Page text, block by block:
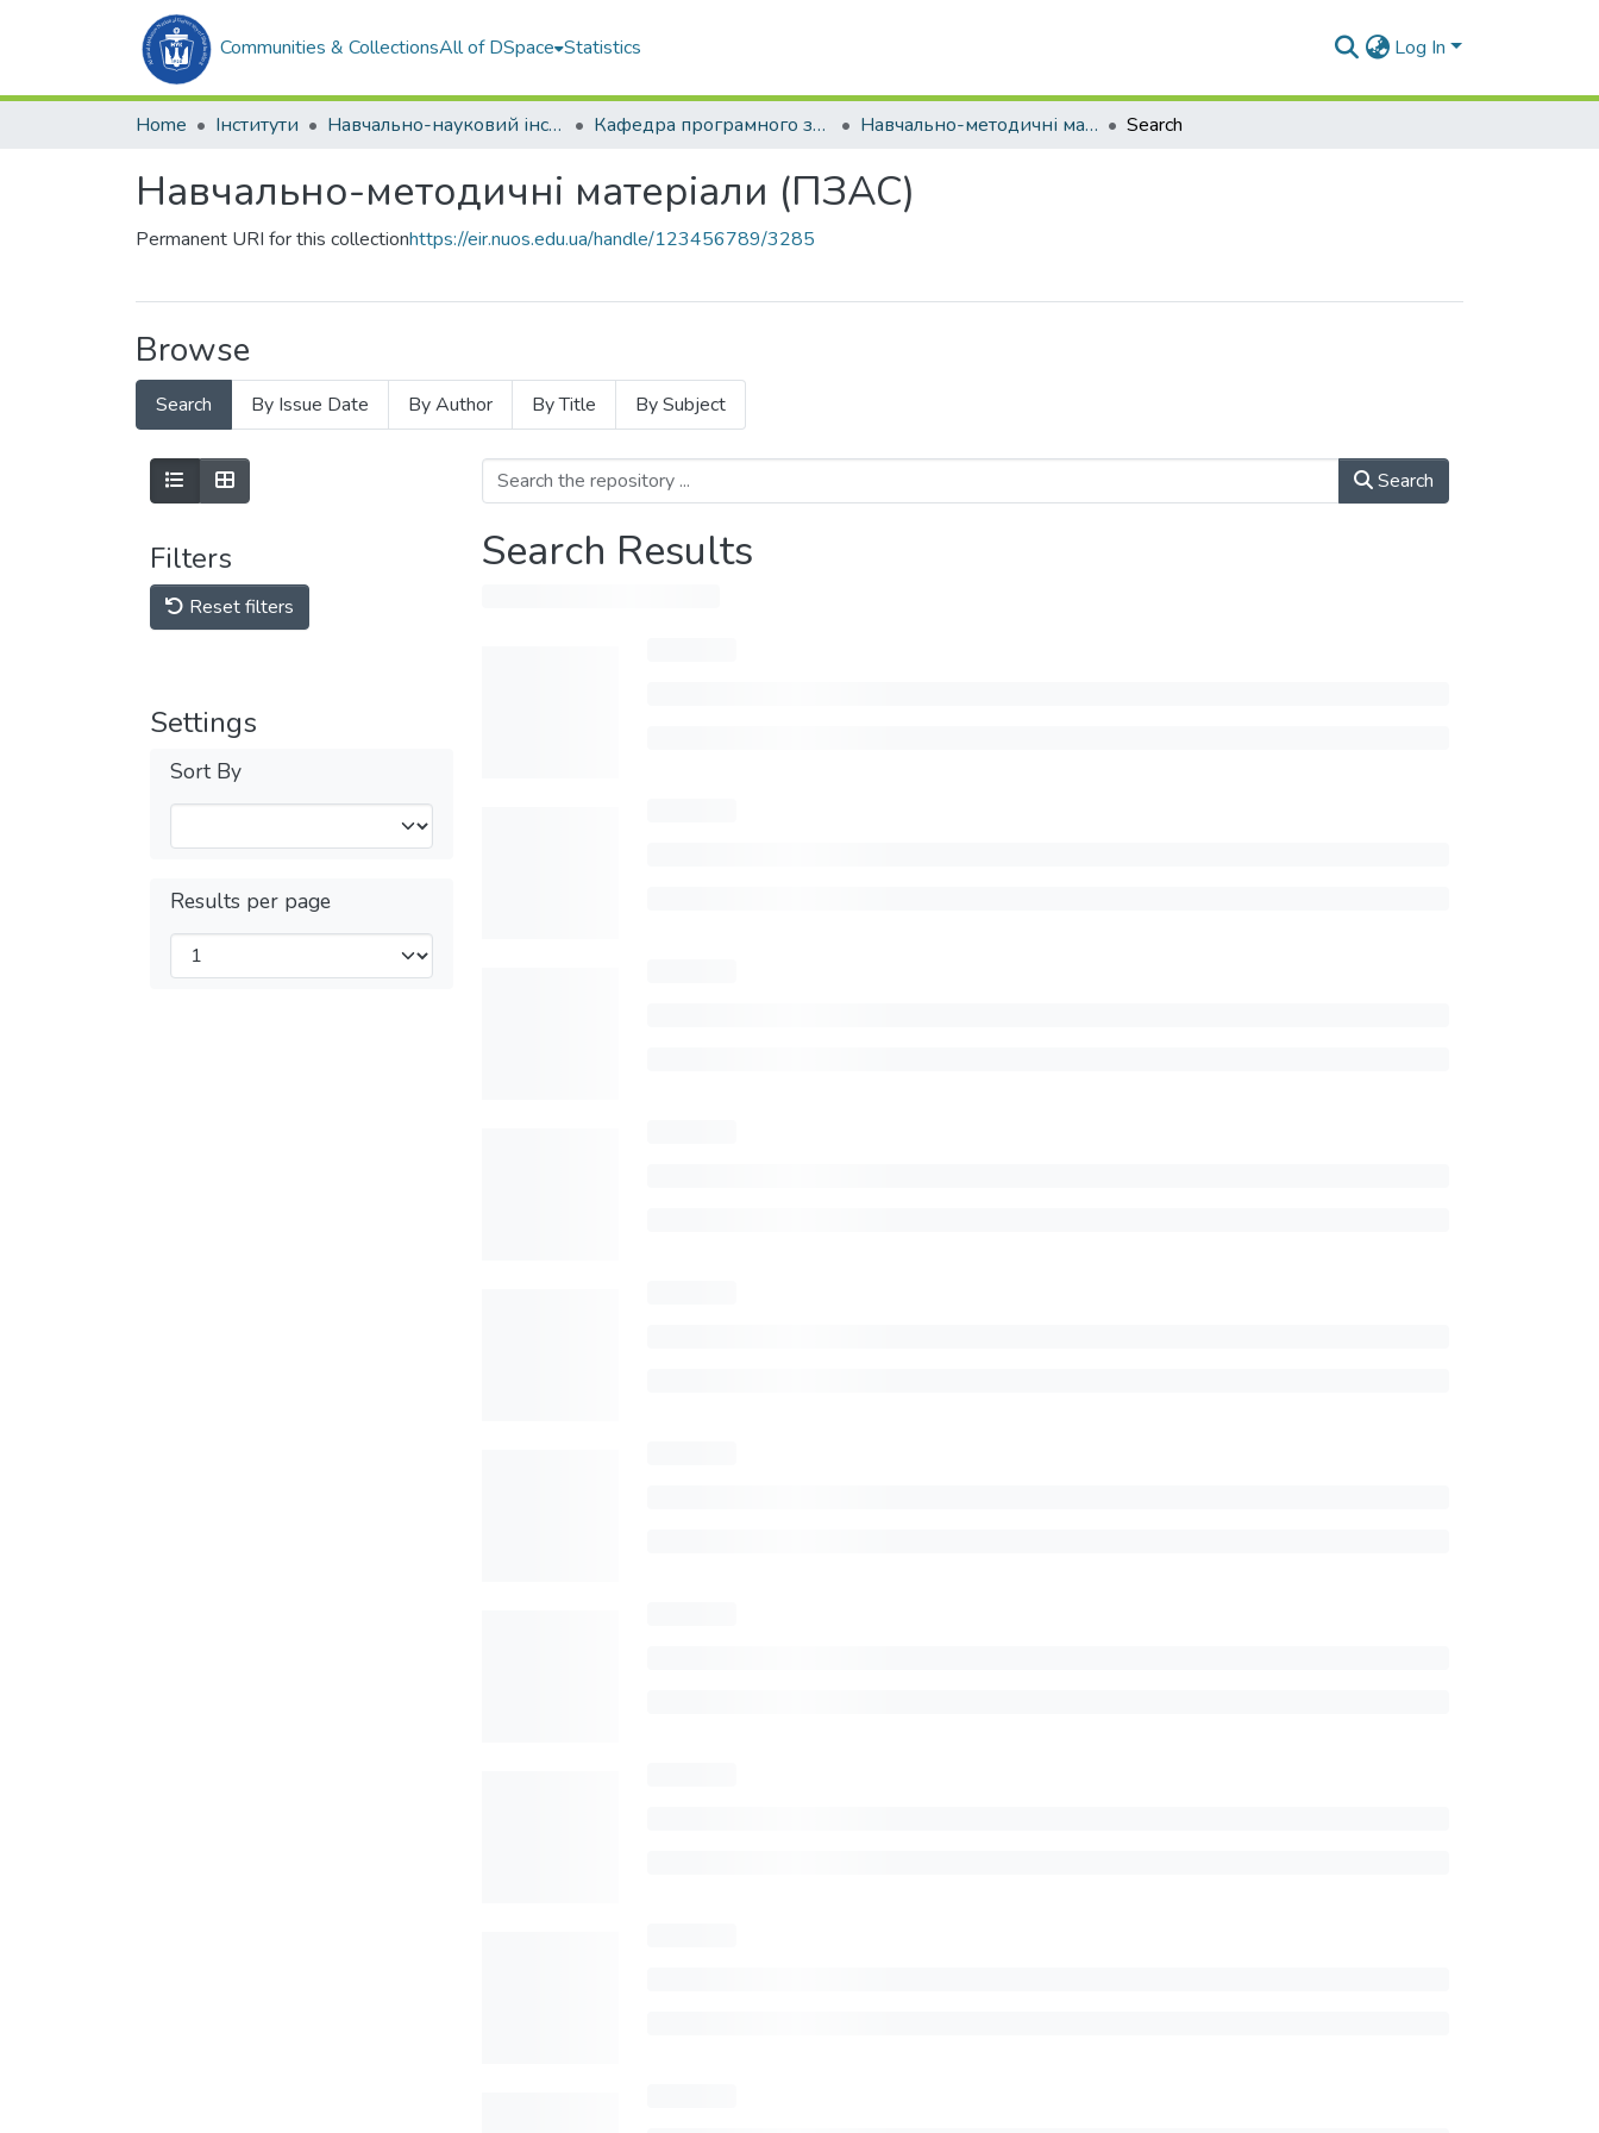
Communities & CollectionsAll of DSpace Statistics Log In
Home Інститути Навчально-науковий інститут комп'ютерних наук та управління проектами (ННІКНУП) Кафедра програмного забезпечення автоматизованих систем (ПЗАС) Навчально-методичні матеріали (ПЗАС) Search
Навчально-методичні матеріали (ПЗАС)
Permanent URI for this collectionhttps://eir.nuos.edu.ua/handle/123456789/3285
Browse
Search By Issue Date By Author By Title By Subject
Filters
Reset filters
Settings
Sort By
Results per page
Search
Search Results